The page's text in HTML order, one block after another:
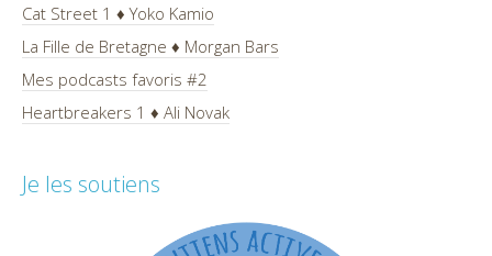
Cat Street 1 ♦ Yoko Kamio
La Fille de Bretagne ♦ Morgan Bars
Mes podcasts favoris #2
Heartbreakers 1 ♦ Ali Novak
Je les soutiens